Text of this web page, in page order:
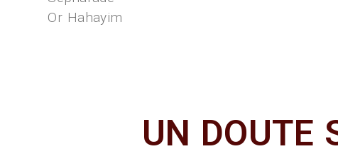
HAHAYIMUN DOUTE